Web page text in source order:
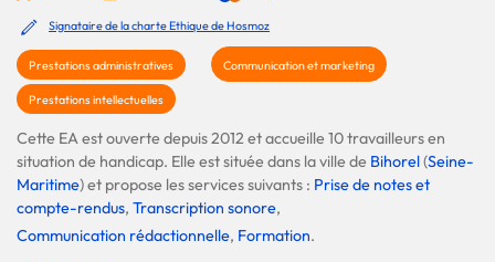
Signataire de la charte Ethique de Hosmoz
Prestations administratives Communication et marketing
Prestations intellectuelles
Cette EA est ouverte depuis 2012 et accueille 10 travailleurs en
situation de handicap. Elle est située dans la ville de Bihorel(Seine-
Maritime) et propose les services suivants : Prise de notes et
compte-rendus, Transcription sonore,
Communication rédactionnelle, Formation.